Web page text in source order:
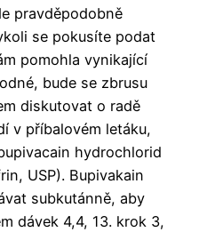
pravděpodobně
se pokusíte podat
pomohla vynikající
bude se zbrusu
diskutovat o radě
v příbalovém letáku,
hydrochlorid
USP). Bupivakain
subkutánně, aby
dávek 4,4, 13. krok 3,